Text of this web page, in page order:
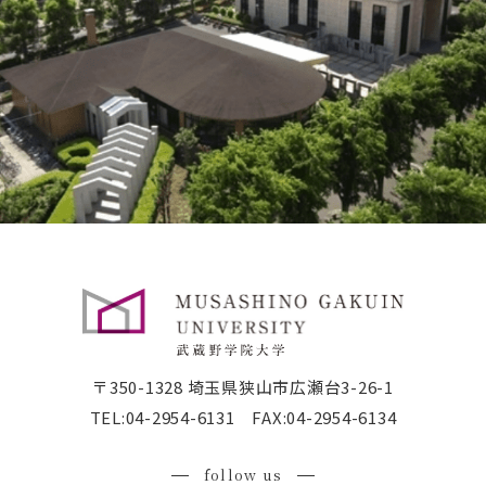
武蔵野短期大学
武蔵野中学校 高等学校
武蔵野短期大学
附属幼稚園・保育園
〒350-1328 埼玉県狭山市広瀬台3-26-1
TEL:04-2954-6131 FAX:04-2954-6134
follow us